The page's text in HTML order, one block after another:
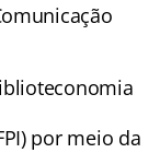
por meio da